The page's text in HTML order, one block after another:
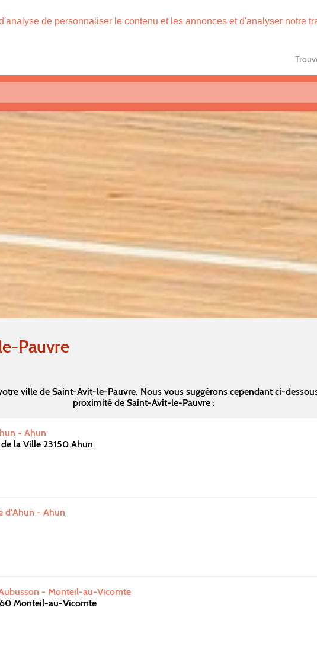
de personnaliser le contenu et les annonces et d'analyser notre
Pauvre
ville de Saint-Avit-le-Pauvre. Nous vous suggérons cependant ci-
proximité de Saint-Avit-le-Pauvre :
- Ahun
la Ville 23150 Ahun
d'Ahun - Ahun
- Monteil-au-Vicomte
Monteil-au-Vicomte